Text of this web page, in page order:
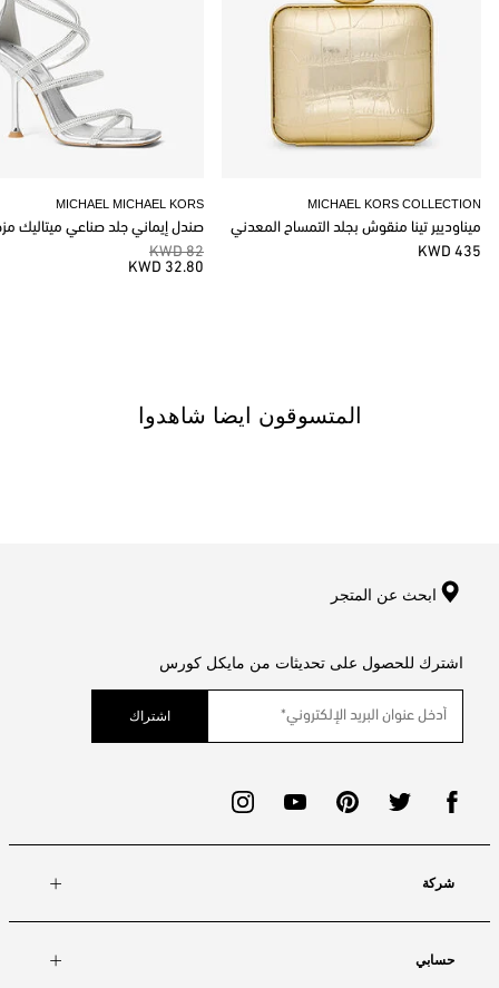
MICHAEL MICHAEL KORS
صندل إيماني جلد صناعي ميتاليك
82 KWD
32.80 KWD
MICHAEL KORS COLLECTION
ميناوديير تينا منقوش بجلد التمساح المعدني
435 KWD
المتسوقون ايضا شاهدوا
ابحث عن المتجر
اشترك للحصول على تحديثات من مايكل كورس
اشتراك
شركة
حسابي